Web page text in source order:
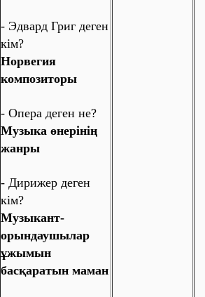
- Эдвард Григ деген
кім?
Норвегия
композиторы
- Опера деген не?
Музыка өнерінің
жанры
- Дирижер деген
кім?
Музыкант-
орындаушылар
ұжымын
басқаратын маман